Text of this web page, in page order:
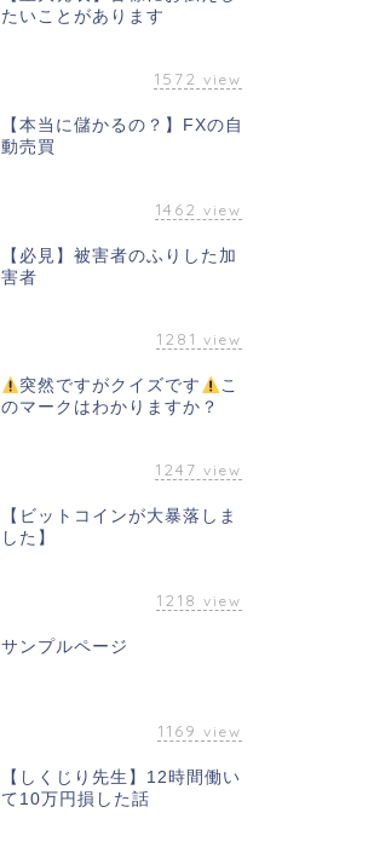
たいことがあります
1572 view
【本当に儲かるの？】FXの自
動売買
1462 view
【必見】被害者のふりした加
害者
1281 view
突然ですがクイズです
こ
のマークはわかりますか？
1247 view
【ビットコインが大暴落しま
した】
1218 view
サンプルページ
1169 view
【しくじり先生】12時間働い
て10万円損した話